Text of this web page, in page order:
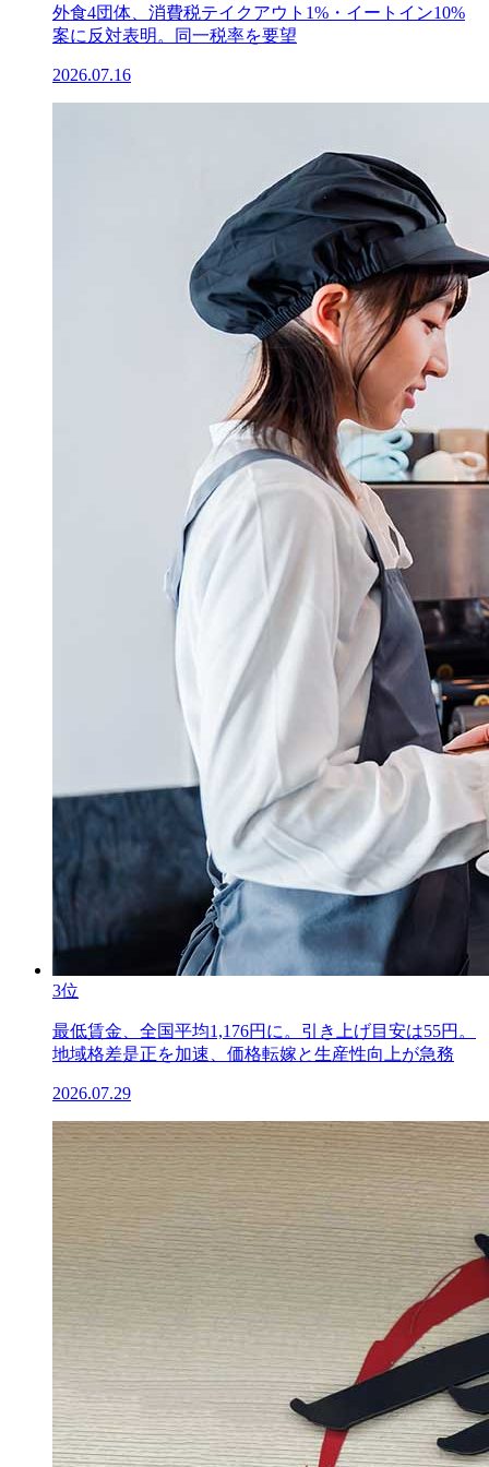
外食4団体、消費税テイクアウト1%・イートイン10%
案に反対表明。同一税率を要望
2026.07.16
3位
最低賃金、全国平均1,176円に。引き上げ目安は55円。
地域格差是正を加速、価格転嫁と生産性向上が急務
2026.07.29